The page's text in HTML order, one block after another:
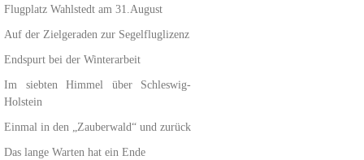
Flugplatz Wahlstedt am 31.August
Auf der Zielgeraden zur Segelfluglizenz
Endspurt bei der Winterarbeit
Im siebten Himmel über Schleswig-
Holstein
Einmal in den „Zauberwald“ und zurück
Das lange Warten hat ein Ende